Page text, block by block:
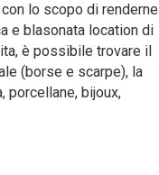
lo scopo di renderne
e blasonata location di
è possibile trovare il
(borse e scarpe), la
porcellane, bijoux,